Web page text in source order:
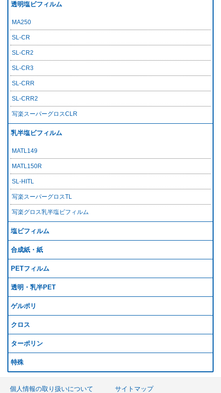
透明塩ビフィルム
MA250
SL-CR
SL-CR2
SL-CR3
SL-CRR
SL-CRR2
写楽スーパーグロスCLR
乳半塩ビフィルム
MATL149
MATL150R
SL-HITL
写楽スーパーグロスTL
写楽グロス乳半塩ビフィルム
塩ビフィルム
合成紙・紙
PETフィルム
透明・乳半PET
ゲルポリ
クロス
ターポリン
特殊
個人情報の取り扱いについて サイトマップ